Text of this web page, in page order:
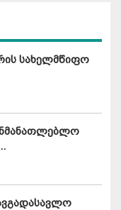
სახელმწიფო